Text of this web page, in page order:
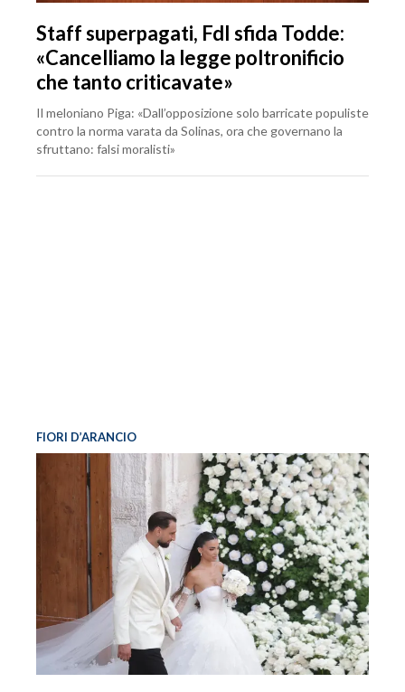
Staff superpagati, FdI sfida Todde:
«Cancelliamo la legge poltronificio
che tanto criticavate»
Il meloniano Piga: «Dall’opposizione solo barricate populiste
contro la norma varata da Solinas, ora che governano la
sfruttano: falsi moralisti»
FIORI D’ARANCIO